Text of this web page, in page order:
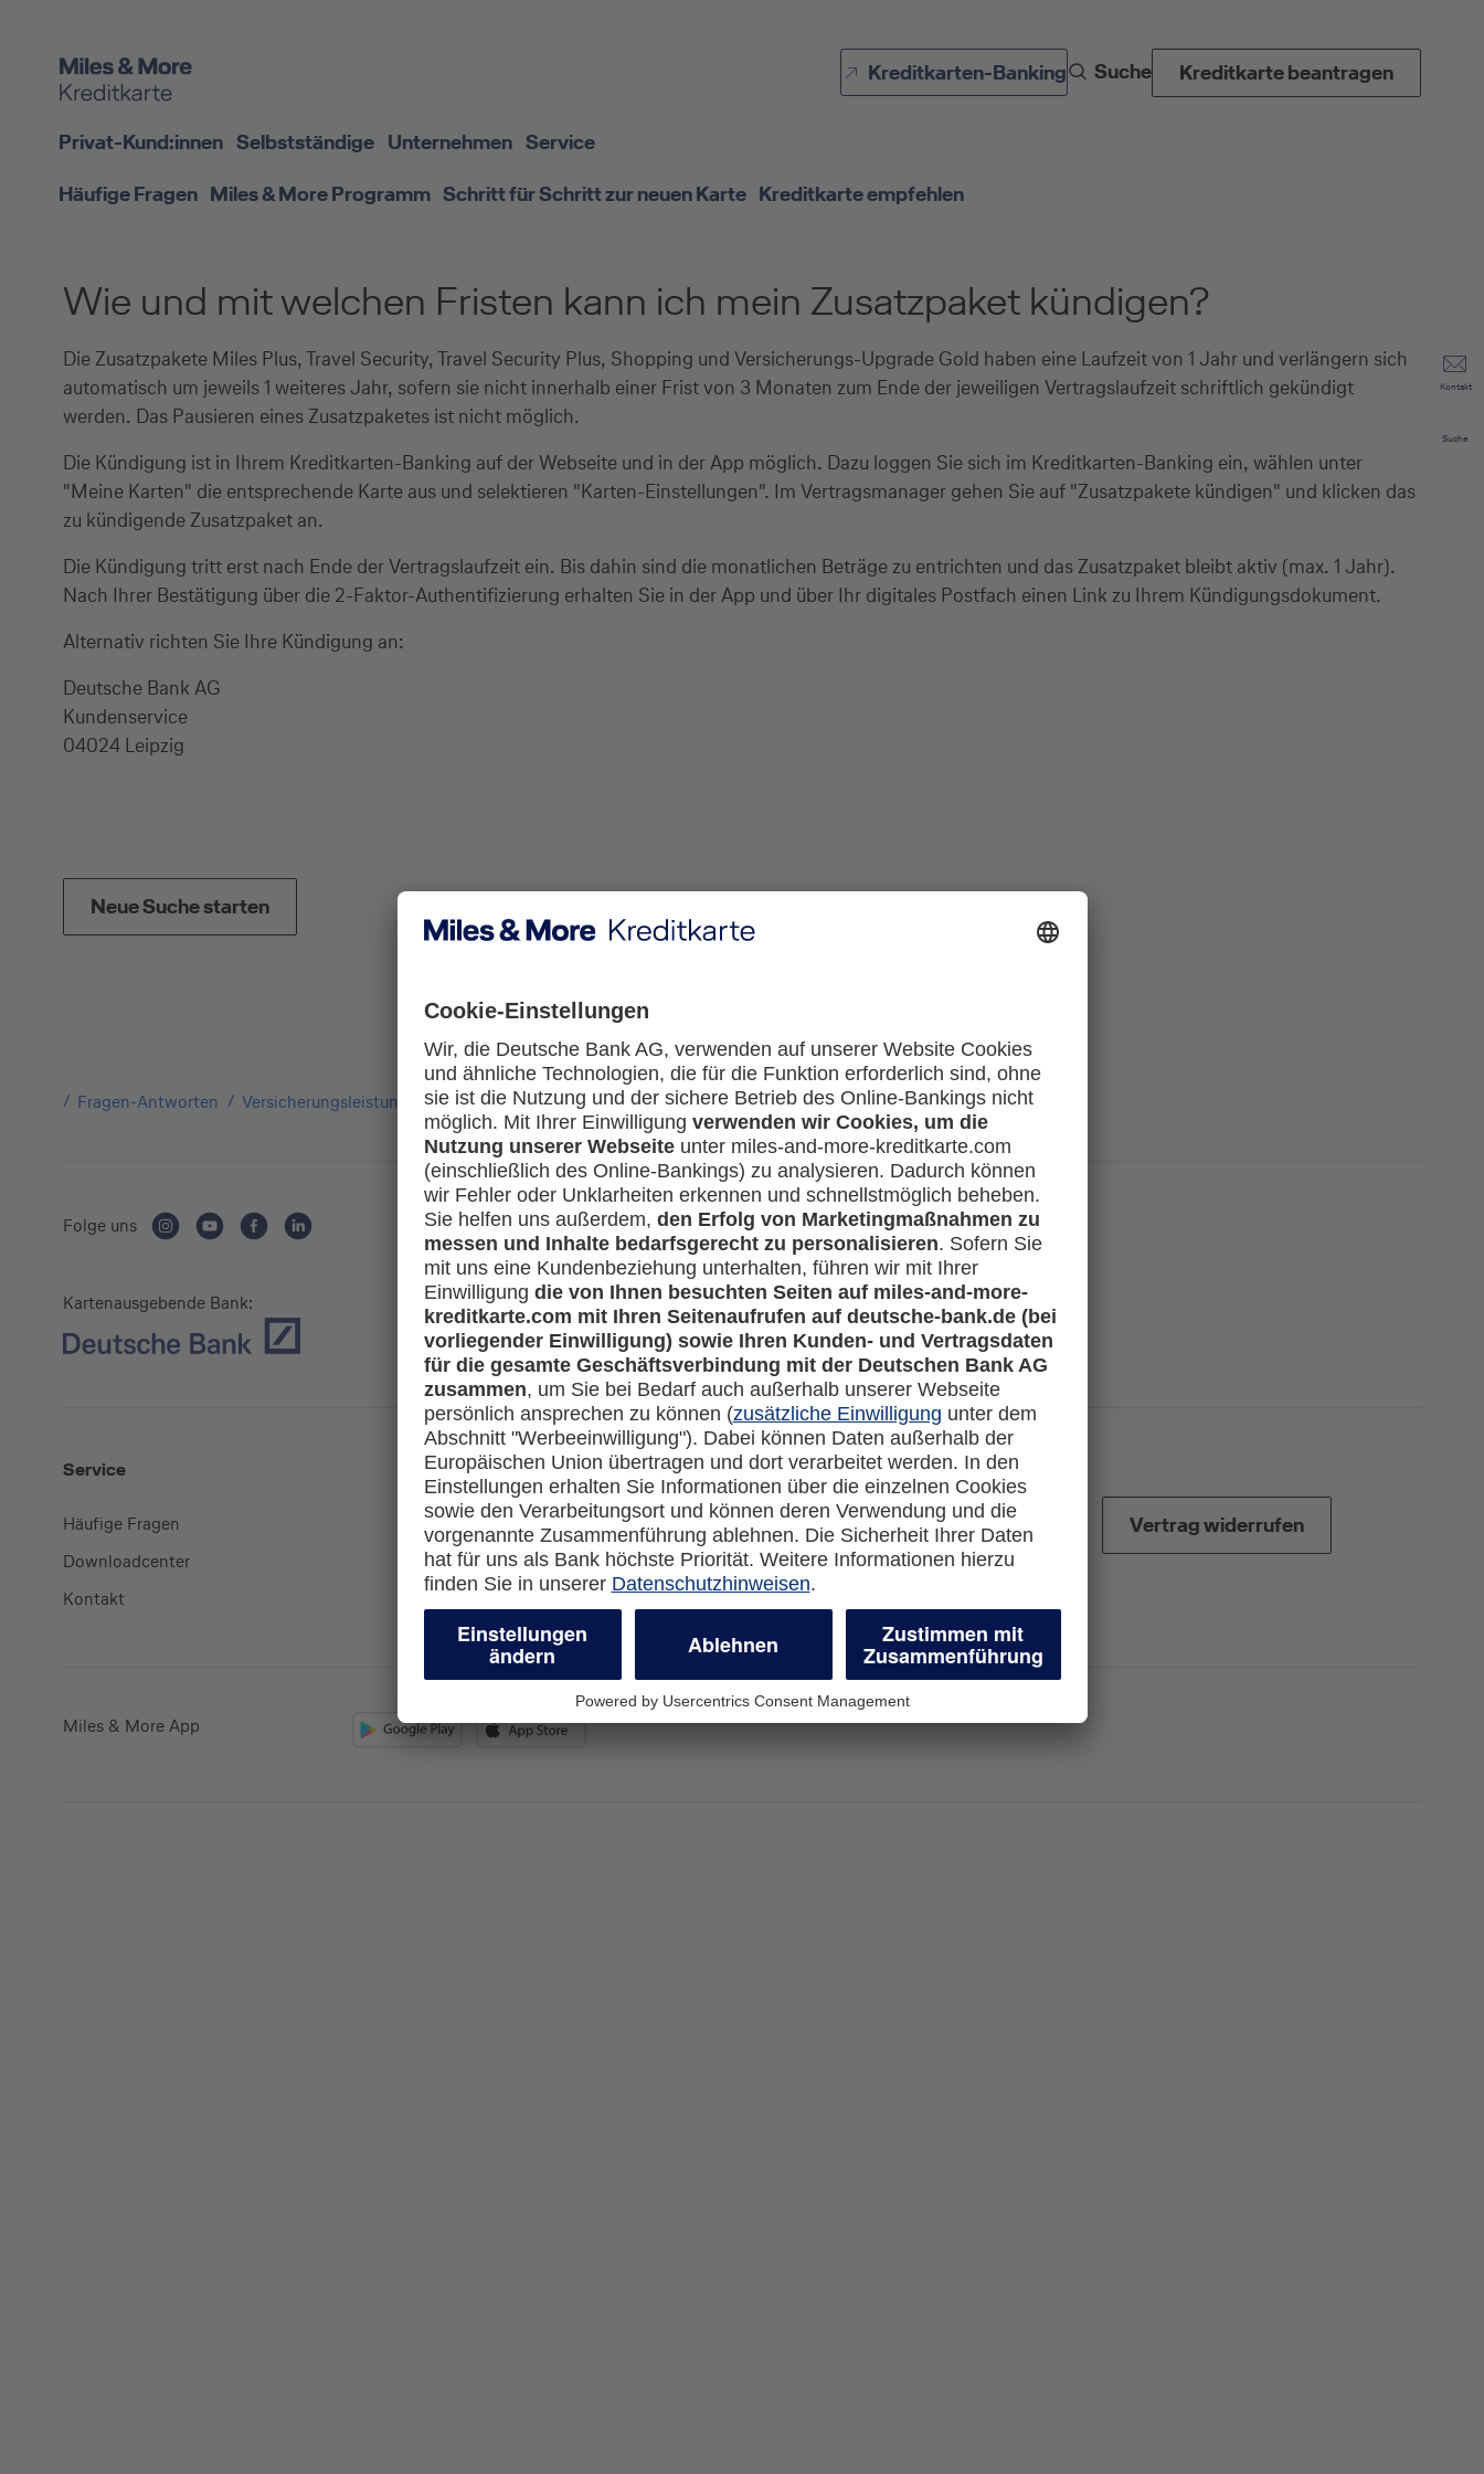
Direkt zur Suche (Enter drücken)
Direkt zum Hauptinhalt (Enter drücken)
Kreditkarten-Banking Suche Kreditkarte beantragen
Kontakt
Suche
Privat-Kund:innen Selbstständige Unternehmen Service
Häufige Fragen Miles & More Programm Schritt für Schritt zur neuen Karte Kreditkarte empfehlen
Wie und mit welchen Fristen kann ich mein Zusatzpaket kündigen?
Die Zusatzpakete Miles Plus, Travel Security, Travel Security Plus, Shopping und Versicherungs-Upgrade Gold haben eine Laufzeit von 1 Jahr und verlängern sich
automatisch um jeweils 1 weiteres Jahr, sofern sie nicht innerhalb einer Frist von 3 Monaten zum Ende der jeweiligen Vertragslaufzeit schriftlich gekündigt
werden. Das Pausieren eines Zusatzpaketes ist nicht möglich.
Die Kündigung ist in Ihrem Kreditkarten-Banking auf der Webseite und in der App möglich. Dazu loggen Sie sich im Kreditkarten-Banking ein, wählen unter
"Meine Karten" die entsprechende Karte aus und selektieren "Karten-Einstellungen". Im Vertragsmanager gehen Sie auf "Zusatzpakete kündigen" und klicken das
zu kündigende Zusatzpaket an.
Die Kündigung tritt erst nach Ende der Vertragslaufzeit ein. Bis dahin sind die monatlichen Beträge zu entrichten und das Zusatzpaket bleibt aktiv (max. 1 Jahr).
Nach Ihrer Bestätigung über die 2-Faktor-Authentifizierung erhalten Sie in der App und über Ihr digitales Postfach einen Link zu Ihrem Kündigungsdokument.
Alternativ richten Sie Ihre Kündigung an:
Deutsche Bank AG
Kundenservice
04024 Leipzig
Neue Suche starten
Fragen-Antworten Versicherungsleistungen Wie und mit welchen Fristen kann ich mein Zusatzpaket kündigen?
Folge uns
Kartenausgebende Bank:
Service
Häufige Fragen
Downloadcenter
Kontakt
Mehr
Kreditkarten-Banking
miles-and-more.com
lufthansa.com
Rechtliches
Impressum
Datenschutz
Cookie Einstellungen
Vertrag widerrufen
Miles & More App